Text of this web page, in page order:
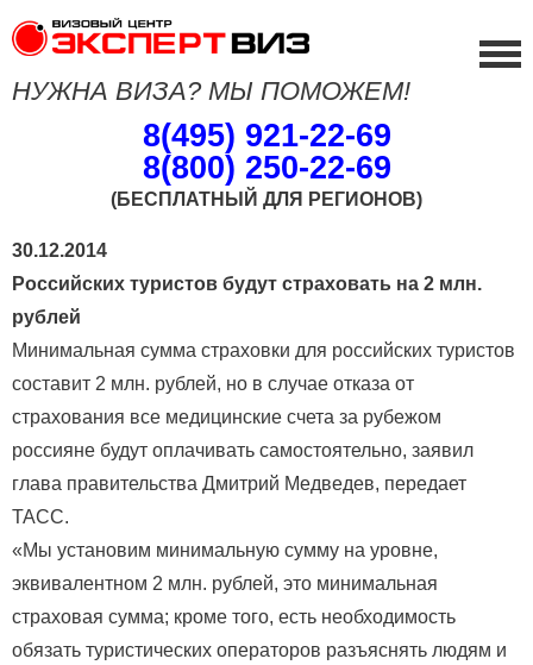
НУЖНА ВИЗА? МЫ ПОМОЖЕМ!
8(495) 921-22-69
8(800) 250-22-69
(БЕСПЛАТНЫЙ ДЛЯ РЕГИОНОВ)
30.12.2014
Российских туристов будут страховать на 2 млн.
рублей
Минимальная сумма страховки для российских туристов
составит 2 млн. рублей, но в случае отказа от
страхования все медицинские счета за рубежом
россияне будут оплачивать самостоятельно, заявил
глава правительства Дмитрий Медведев, передает
ТАСС.
«Мы установим минимальную сумму на уровне,
эквивалентном 2 млн. рублей, это минимальная
страховая сумма; кроме того, есть необходимость
обязать туристических операторов разъяснять людям и